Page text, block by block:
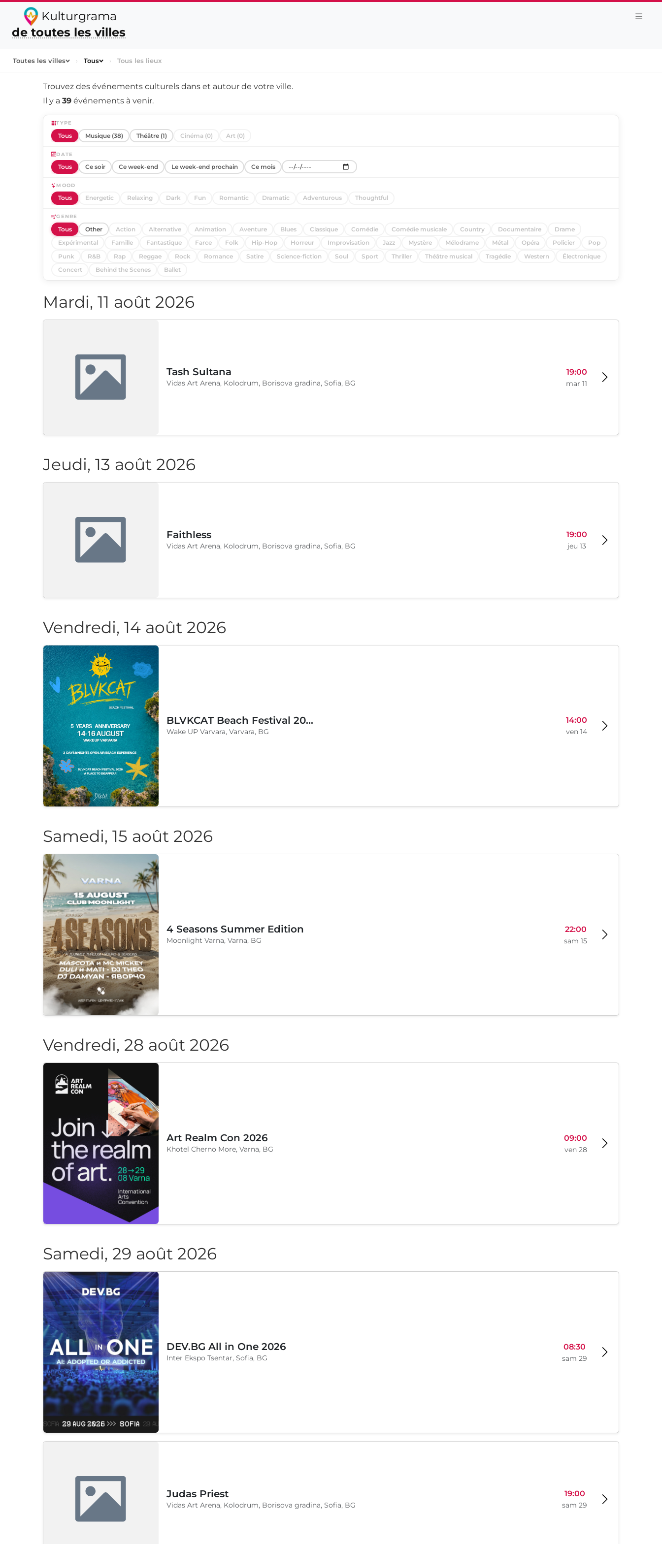
Kulturgrama
de toutes les villes
Toutes les villes › Tous › Tous les lieux
Trouvez des événements culturels dans et autour de votre ville.
Il y a 39 événements à venir.
TYPE
Tous Musique (38) Théâtre (1) Cinéma (0) Art (0)
DATE
Tous Ce soir Ce week-end Le week-end prochain Ce mois
MOOD
Tous Energetic Relaxing Dark Fun Romantic Dramatic Adventurous Thoughtful
GENRE
Tous Other Action Alternative Animation Aventure Blues Classique Comédie Comédie musicale Country Documentaire
Drame
Expérimental
Famille Fantastique Farce Folk Hip-Hop Horreur Improvisation Jazz Mystère Mélodrame Métal Opéra Policier
Pop
Punk
R&B Rap Reggae Rock Romance Satire Science-fiction Soul Sport Thriller Théâtre musical Tragédie Western
Électronique
Concert
Behind the Scenes Ballet
Mardi, 11 août 2026
Tash Sultana
Vidas Art Arena, Kolodrum, Borisova gradina, Sofia, BG
19:00
mar 11
Jeudi, 13 août 2026
Faithless
Vidas Art Arena, Kolodrum, Borisova gradina, Sofia, BG
19:00
jeu 13
Vendredi, 14 août 2026
BLVKCAT Beach Festival 2026, Wake up Varvara
Wake UP Varvara, Varvara, BG
14:00
ven 14
Samedi, 15 août 2026
4 Seasons Summer Edition
Moonlight Varna, Varna, BG
22:00
sam 15
Vendredi, 28 août 2026
Art Realm Con 2026
Khotel Cherno More, Varna, BG
09:00
ven 28
Samedi, 29 août 2026
DEV.BG All in One 2026
Inter Ekspo Tsentar, Sofia, BG
08:30
sam 29
Judas Priest
Vidas Art Arena, Kolodrum, Borisova gradina, Sofia, BG
19:00
sam 29